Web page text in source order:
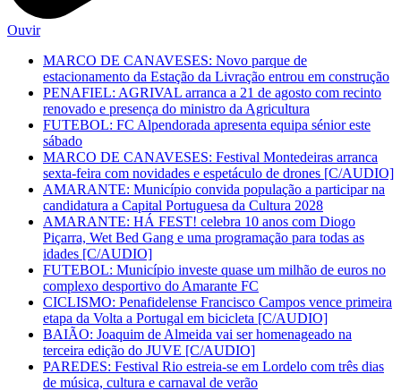
Ouvir
MARCO DE CANAVESES: Novo parque de
estacionamento da Estação da Livração entrou em construção
PENAFIEL: AGRIVAL arranca a 21 de agosto com recinto
renovado e presença do ministro da Agricultura
FUTEBOL: FC Alpendorada apresenta equipa sénior este
sábado
MARCO DE CANAVESES: Festival Montedeiras arranca
sexta-feira com novidades e espetáculo de drones [C/AUDIO]
AMARANTE: Município convida população a participar na
candidatura a Capital Portuguesa da Cultura 2028
AMARANTE: HÁ FEST! celebra 10 anos com Diogo
Piçarra, Wet Bed Gang e uma programação para todas as
idades [C/AUDIO]
FUTEBOL: Município investe quase um milhão de euros no
complexo desportivo do Amarante FC
CICLISMO: Penafidelense Francisco Campos vence primeira
etapa da Volta a Portugal em bicicleta [C/AUDIO]
BAIÃO: Joaquim de Almeida vai ser homenageado na
terceira edição do JUVE [C/AUDIO]
PAREDES: Festival Rio estreia-se em Lordelo com três dias
de música, cultura e carnaval de verão